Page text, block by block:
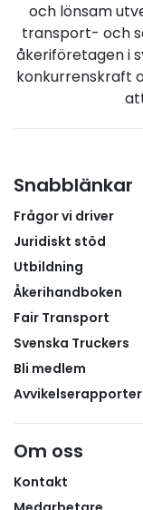
genomföra
erfarenhet och
handla om att
arbeta med
de elever som
engagemang i
GTS Frakts
eleverna. Även
möjlighet att
sin kunskap och
och lönsam
transport- och
åkeriföretagen i
konkurrenskraft
Snabblänkar
Frågor vi driver
Juridiskt stöd
Utbildning
Åkerihandboken
Fair Transport
Svenska Truckers
Bli medlem
Om oss
Kontakt